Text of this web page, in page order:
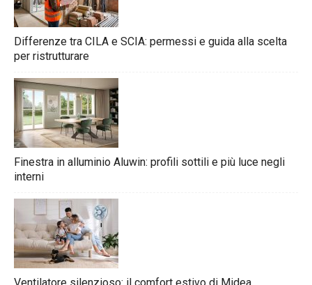
Differenze tra CILA e SCIA: permessi e guida alla scelta
per ristrutturare
Finestra in alluminio Aluwin: profili sottili e più luce negli
interni